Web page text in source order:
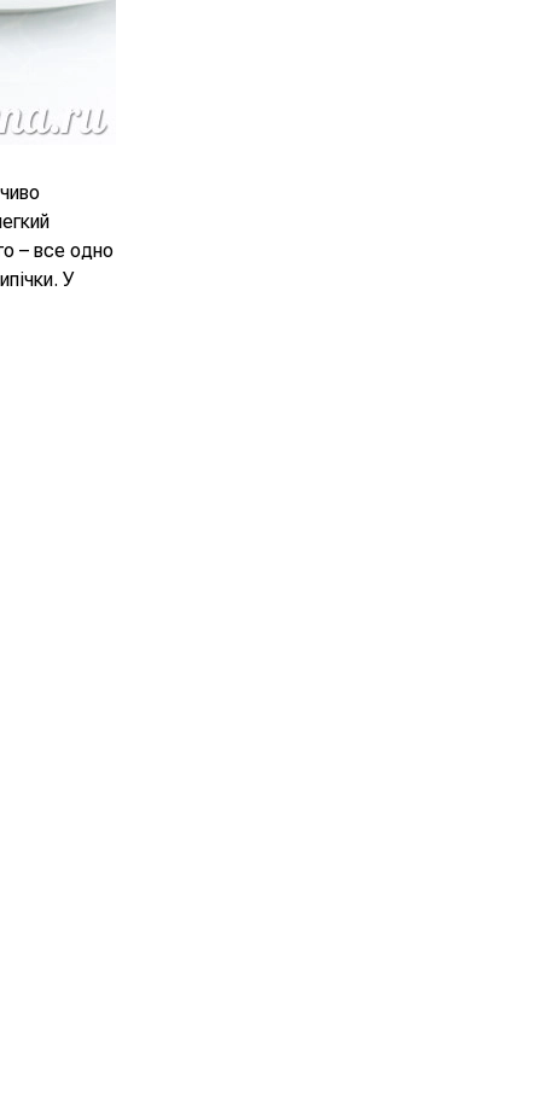
– все одно
У